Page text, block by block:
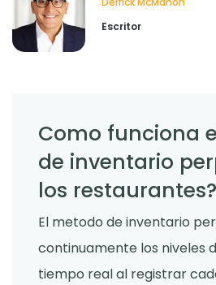
Escritor
Como funciona
de inventario
los restaurantes?
El metodo de inventario
continuamente los niveles
tiempo real al registrar